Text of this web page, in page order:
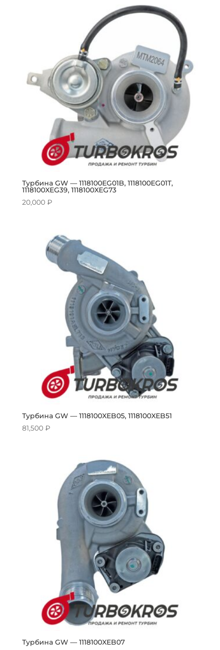
Турбина GW — 1118100EG01B, 1118100EG01T,
1118100XEG39, 1118100XEG73
20,000 ₽
Турбина GW — 1118100XEB05, 1118100XEB51
81,500 ₽
Турбина GW — 1118100XEB07